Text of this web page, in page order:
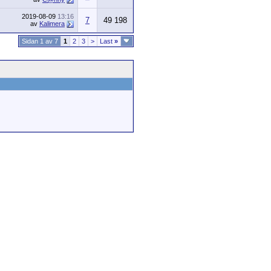
2019-08-09 13:16
av Kalimera 7 49 198
Sidan 1 av 7 1 2 3 > Last »